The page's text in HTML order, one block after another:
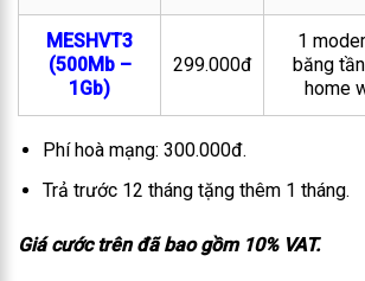
MESHVT3
(500Mb –
1Gb)
299.000đ
1
băng
home
Phí hoà mạng: 300.000đ.
Trả trước 12 tháng tặng thêm 1 tháng.
Giá cước trên đã bao gồm 10% VAT.